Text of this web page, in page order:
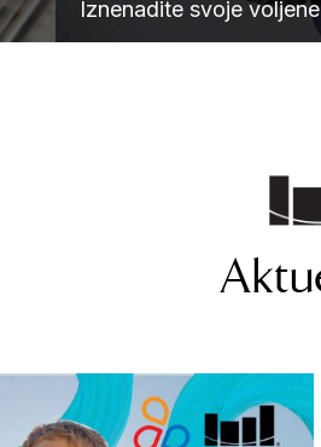
Iznenadite svoje voljene